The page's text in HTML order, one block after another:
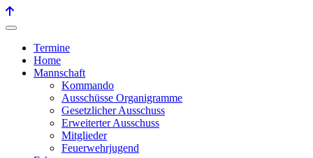
Termine
Home
Mannschaft
Kommando
Ausschüsse Organigramme
Gesetzlicher Ausschuss
Erweiterter Ausschuss
Mitglieder
Feuerwehrjugend